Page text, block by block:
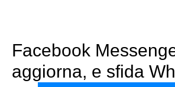
Facebook
aggiorna, e sfida